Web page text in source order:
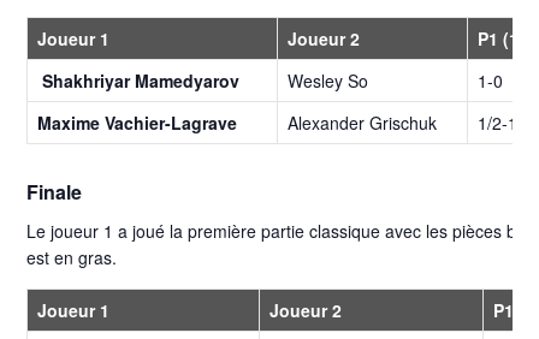
Joueur 1 Joueur 2
P1 (1-
Shakhriyar Mamedyarov
Wesley So
1-0
Maxime Vachier-Lagrave
Alexander Grischuk 1/2-1/2
Finale
Le joueur 1 a joué la première partie classique avec les pièces
est en gras.
Joueur 1 Joueur 2
P1